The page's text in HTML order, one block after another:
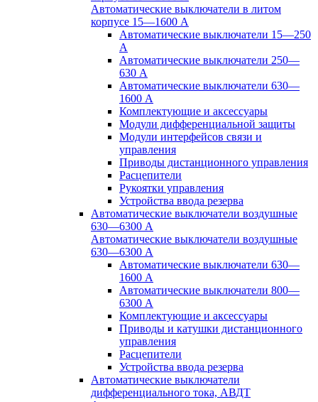
Автоматические выключатели в литом
корпусе 15—1600 А
Автоматические выключатели 15—250
А
Автоматические выключатели 250—
630 А
Автоматические выключатели 630—
1600 А
Комплектующие и аксессуары
Модули дифференциальной защиты
Модули интерфейсов связи и
управления
Приводы дистанционного управления
Расцепители
Рукоятки управления
Устройства ввода резерва
Автоматические выключатели воздушные
630—6300 А
Автоматические выключатели воздушные
630—6300 А
Автоматические выключатели 630—
1600 А
Автоматические выключатели 800—
6300 А
Комплектующие и аксессуары
Приводы и катушки дистанционного
управления
Расцепители
Устройства ввода резерва
Автоматические выключатели
дифференциального тока, АВДТ